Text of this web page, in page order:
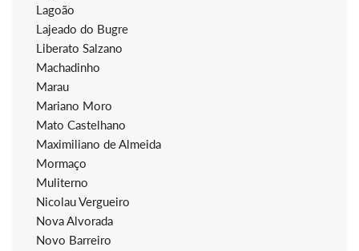
Lagoão
Lajeado do Bugre
Liberato Salzano
Machadinho
Marau
Mariano Moro
Mato Castelhano
Maximiliano de Almeida
Mormaço
Muliterno
Nicolau Vergueiro
Nova Alvorada
Novo Barreiro